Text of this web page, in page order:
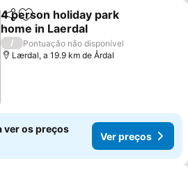
PartilharAdicionar aos favoritos
4 person holiday park
home in Laerdal
/
Pontuação não disponível
Lærdal, a 19.9 km de Årdal
ver os preços
Ver preços